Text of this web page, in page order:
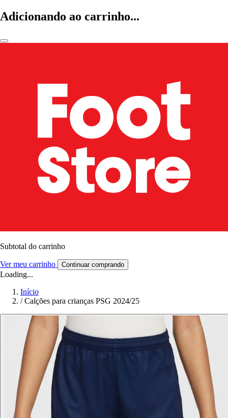
Adicionando ao carrinho...
Subtotal do carrinho
Ver meu carrinho Continuar comprando
Loading...
Início
/ Calções para crianças PSG 2024/25